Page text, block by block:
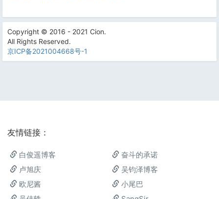
Copyright © 2016 - 2021 Cion.
All Rights Reserved.
京ICP备2021004668号-1
友情链接：
白俊遥博客
奋斗的承诺
卢旭庆
吴钧泽博客
欧尼酱
小尾巴